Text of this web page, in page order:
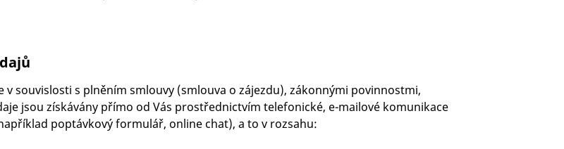
v souvislosti s plněním smlouvy (smlouva o zájezdu), zákonnými povinnostmi,
jsou získávány přímo od Vás prostřednictvím telefonické, e-mailové komunikace
poptávkový formulář, online chat), a to v rozsahu: